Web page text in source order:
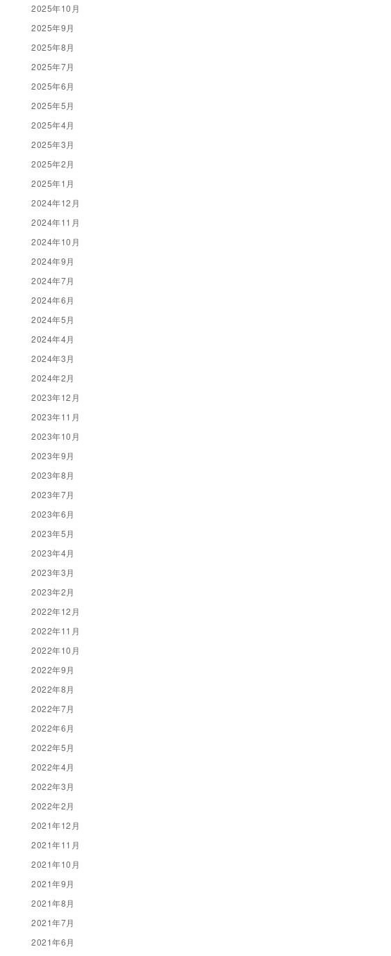
2025年10月
2025年9月
2025年8月
2025年7月
2025年6月
2025年5月
2025年4月
2025年3月
2025年2月
2025年1月
2024年12月
2024年11月
2024年10月
2024年9月
2024年7月
2024年6月
2024年5月
2024年4月
2024年3月
2024年2月
2023年12月
2023年11月
2023年10月
2023年9月
2023年8月
2023年7月
2023年6月
2023年5月
2023年4月
2023年3月
2023年2月
2022年12月
2022年11月
2022年10月
2022年9月
2022年8月
2022年7月
2022年6月
2022年5月
2022年4月
2022年3月
2022年2月
2021年12月
2021年11月
2021年10月
2021年9月
2021年8月
2021年7月
2021年6月